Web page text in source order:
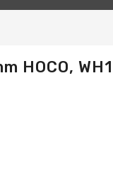
HOCO,